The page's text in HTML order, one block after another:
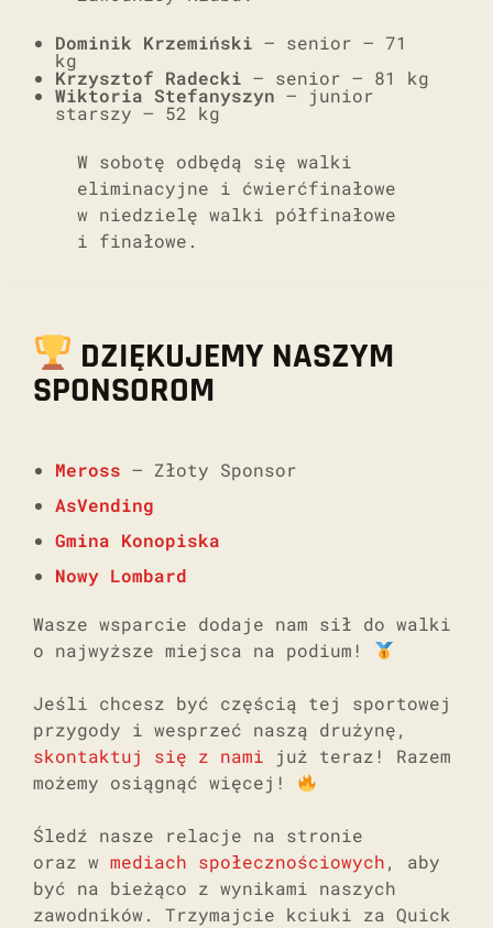
Dominik Krzemiński – senior – 71
kg
Krzysztof Radecki – senior – 81 kg
Wiktoria Stefanyszyn – junior
starszy – 52 kg
W sobotę odbędą się walki
eliminacyjne i ćwierćfinałowe
w niedzielę walki półfinałowe
i finałowe.
DZIĘKUJEMY NASZYM
SPONSOROM
Meross – Złoty Sponsor
AsVending
Gmina Konopiska
Nowy Lombard
Wasze wsparcie dodaje nam sił do walki
o najwyższe miejsca na podium!
Jeśli chcesz być częścią tej sportowej
przygody i wesprzeć naszą drużynę,
skontaktuj się z nami już teraz! Razem
możemy osiągnąć więcej!
Śledź nasze relacje na stronie
oraz w mediach społecznościowych, aby
być na bieżąco z wynikami naszych
zawodników. Trzymajcie kciuki za Quick